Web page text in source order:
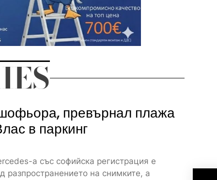
превърнал плажа
в паркинг
а със софийска регистрация е
разпространението на снимките, а